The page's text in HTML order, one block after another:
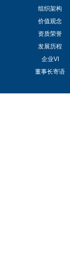
组织架构
价值观念
资质荣誉
发展历程
企业VI
董事长寄语